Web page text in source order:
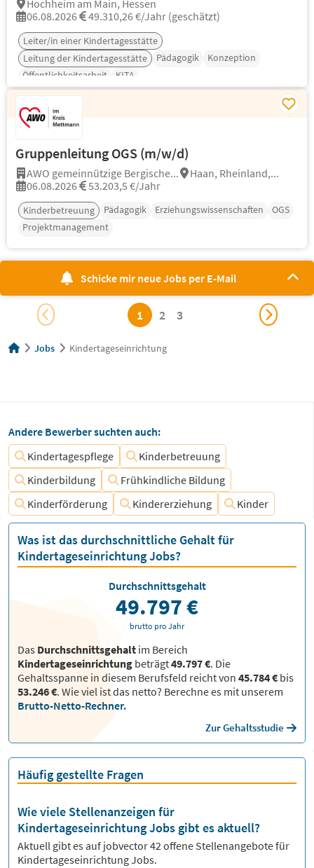
Hochheim am Main, Hessen
06.08.2026
49.310,26 €/Jahr (geschätzt)
Leiter/in einer Kindertagesstätte
Leitung der Kindertagesstätte
Pädagogik
Konzeption
Öffentlichkeitsarbeit
KITA
Gruppenleitung OGS (m/w/d)
AWO gemeinnützige Bergische...
Haan, Rheinland,...
06.08.2026
53.203,5 €/Jahr
Kinderbetreuung Pädagogik Erziehungswissenschaften
OGS
Projektmanagement
Schicke mir neue Jobs per E-Mail
1 2 3
Jobs Kindertageseinrichtung
Andere Bewerber suchten auch:
Kindertagespflege
Kinderbetreuung
Kinderbildung
Frühkindliche Bildung
Kinderförderung
Kindererziehung Kinder
Was ist das durchschnittliche Gehalt für
Kindertageseinrichtung Jobs?
Das Durchschnittsgehalt im Bereich
Kindertageseinrichtung beträgt49.797 €. Die
Gehaltsspanne in diesem Berufsfeld reicht von 45.784 € bis
53.246 €. Wie viel ist das netto? Berechne es mit unserem
Brutto-Netto-Rechner.
Zur Gehaltsstudie
Durchschnittsgehalt
49.797 €
brutto pro Jahr
Häufig gestellte Fragen
Wie viele Stellenanzeigen für
Kindertageseinrichtung Jobs gibt es aktuell?
Aktuell gibt es auf jobvector42offene Stellenangebote für
Kindertageseinrichtung Jobs.